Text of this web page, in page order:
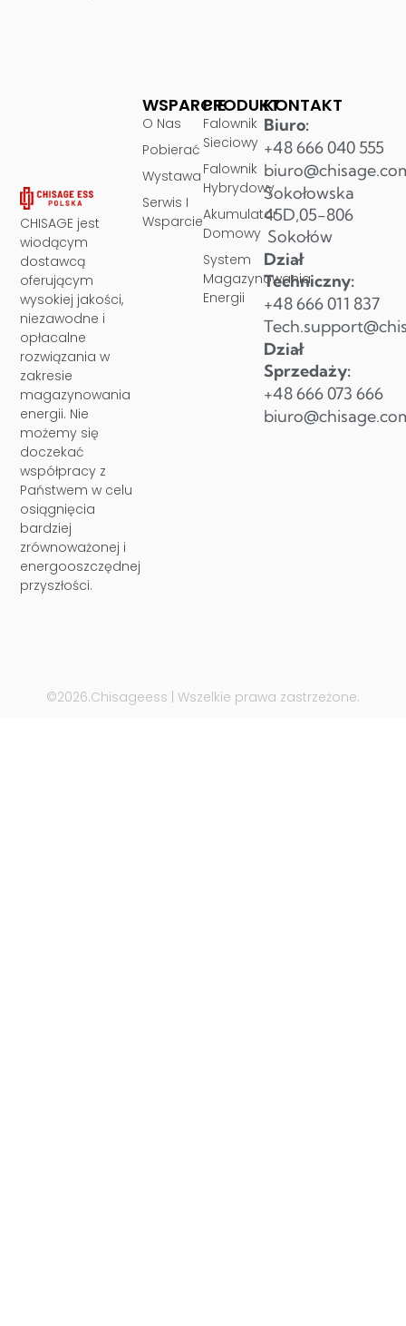
CHISAGE jest
wiodącym
dostawcą
oferującym
wysokiej jakości,
niezawodne i
opłacalne
rozwiązania w
zakresie
magazynowania
energii. Nie
możemy się
doczekać
współpracy z
Państwem w celu
osiągnięcia
bardziej
zrównoważonej i
energooszczędnej
przyszłości.
PRODUKT
Falownik
Sieciowy
Falownik
Hybrydowy
Akumulator
Domowy
System
Magazynowania
Energii
WSPARCIE
O Nas
Pobierać
Wystawa
Serwis I
Wsparcie
KONTAKT
Biuro:
+48 666 040 555
Sokołowska
45D,05-806
Sokołów
Dział
Techniczny:
+48 666 011 837
Dział
Sprzedaży:
+48 666 073 666
©2026.Chisageess | Wszelkie prawa zastrzeżone.